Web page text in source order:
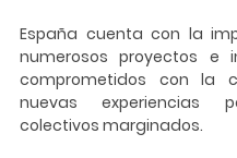
España cuenta con la
numerosos proyectos e
comprometidos con la
nuevas experiencias
colectivos marginados.